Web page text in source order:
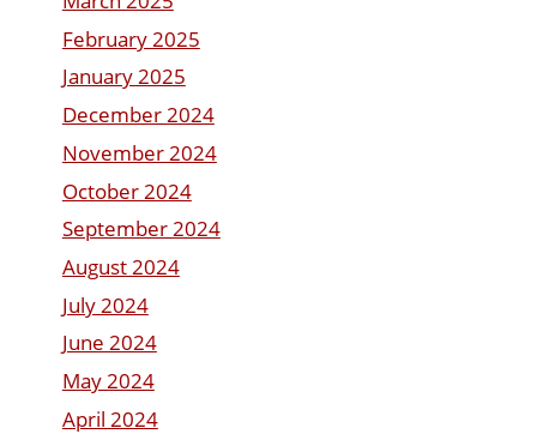
February 2025
January 2025
December 2024
November 2024
October 2024
September 2024
August 2024
July 2024
June 2024
May 2024
April 2024